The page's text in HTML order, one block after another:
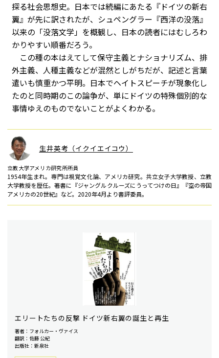
探る社会思想史。日本では続編にあたる『ドイツの新右
翼』が先に訳されたが、シュペングラー『西洋の没落』
以来の「没落文学」を概観し、日本の読者にはむしろわ
かりやすい順番だろう。
この種の本はえてして保守主義とナショナリズム、排
外主義、人種主義などが混然としがちだが、記述と言葉
遣いも慎重かつ平明。日本でヘイトスピーチが現象化し
たのと同時期のこの論争が、単にドイツの特殊個別的な
事情ゆえのものでないことがよくわかる。
生井英考（イクイエイコウ）
立教大学アメリカ研究所所員
1954年生まれ。専門は視覚文化論、アメリカ研究。共立女子大学教授、立教
大学教授を歴任。著書に『ジャングルクルーズにうってつけの日』『空の帝国
アメリカの20世紀』など。2020年4月より書評委員。
エリートたちの反撃 ドイツ新右翼の誕生と再生
著者：フォルカー・ヴァイス
翻訳：佐藤 公紀
出版社：新泉社